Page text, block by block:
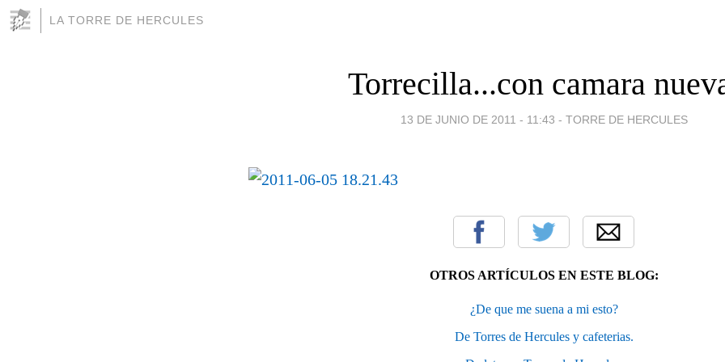
LA TORRE DE HERCULES
Torrecilla...con camara
13 DE JUNIO DE 2011 - 11:43 - TORRE DE HERCULES
OTROS ARTÍCULOS EN ESTE BLOG:
¿De que me suena a mi esto?
De Torres de Hercules y cafeterias.